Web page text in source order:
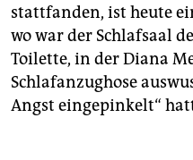
stattfanden, ist heute
wo war der Schlafsaal
Toilette, in der Diana
Schlafanzughose
Angst eingepinkelt“